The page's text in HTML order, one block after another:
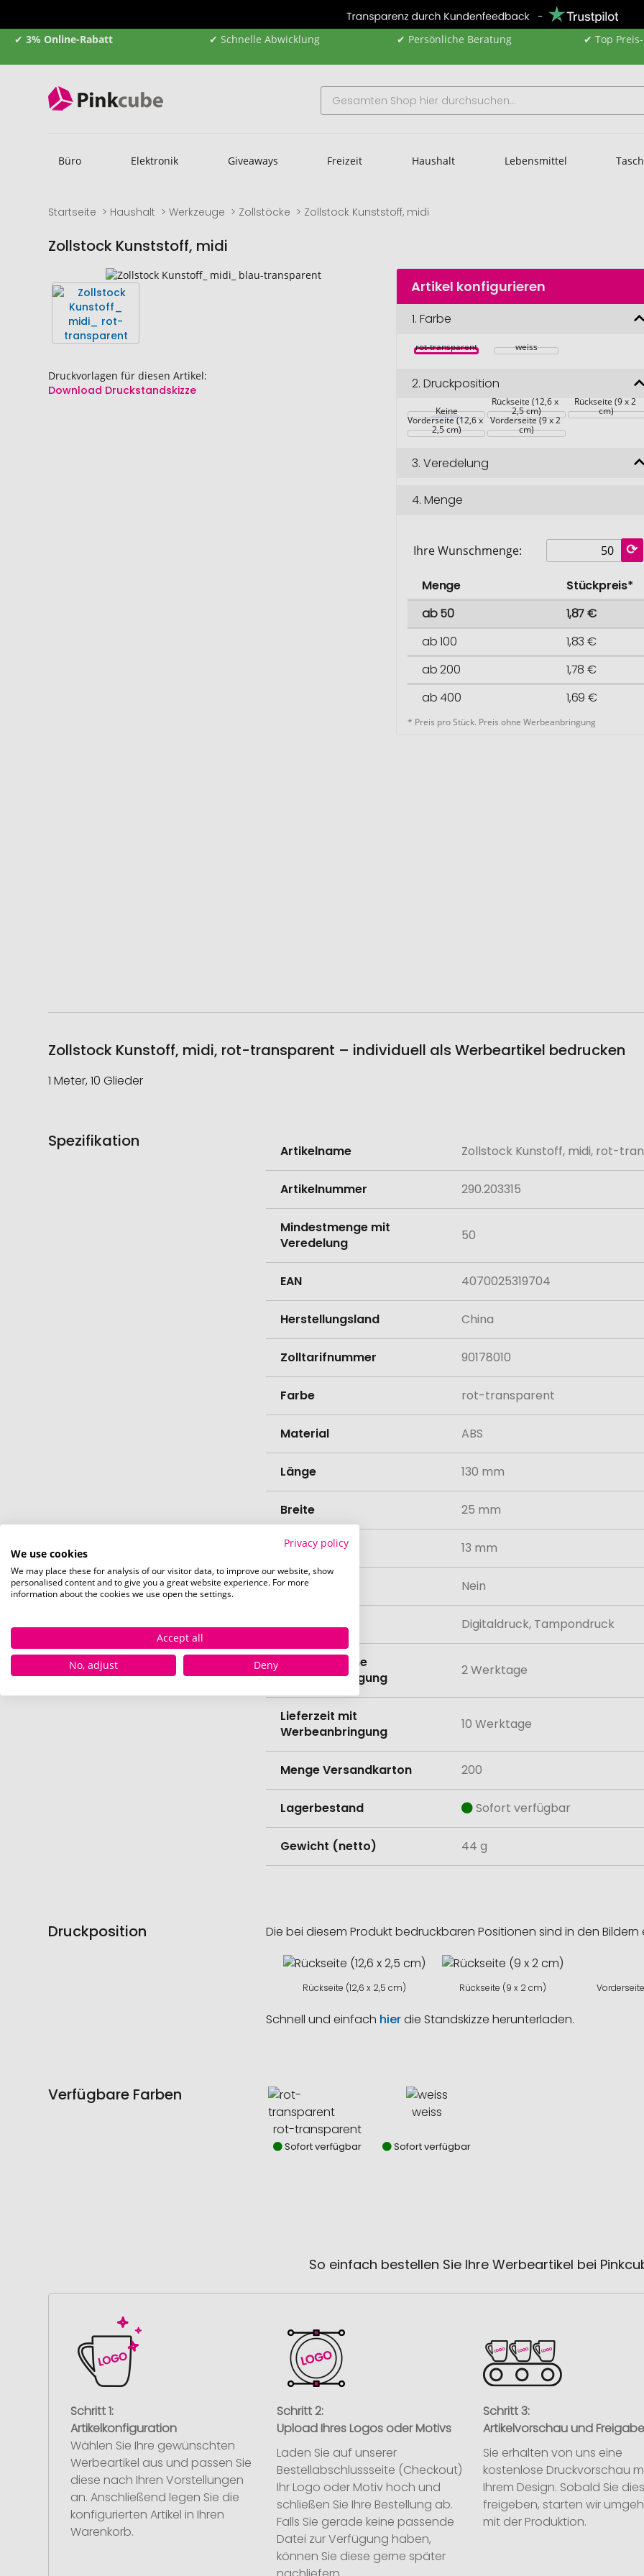
✔ 3% Online-Rabatt ✔ Schnelle Abwicklung ✔ Persönliche Beratung ✔ Top
Büro Elektronik Giveaways Freizeit Haushalt Lebensmittel
Startseite Haushalt Werkzeuge Zollstöcke Zollstock Kunststoff, midi
Zollstock Kunststoff, midi
Ende
Bildgalerie
springen
Druckvorlagen für diesen Artikel:
Download Druckstandskizze
Anfang
Bildgalerie
springen
Artikel konfigurieren
1.Farbe
rot-transparent weiss
2.Druckposition
Keine
Rückseite (12,6 x
2,5 cm)
Rückseite (9 x 2
cm)
Vorderseite (12,6 x
2,5 cm)
Vorderseite (9 x 2
cm)
3.Veredelung
4.Menge
Ihre Wunschmenge:
Menge
Stückpreis*
ab 50
1,87 €
ab 100
1,83 €
ab 200
1,78 €
ab 400
1,69 €
* Preis pro Stück. Preis ohne Werbeanbringung
Zollstock Kunstoff, midi, rot-transparent – individuell als Werbeartikel bedrucken
1 Meter, 10 Glieder
Spezifikation
Informationen
Artikelname Zollstock Kunstoff, midi, rot-
Artikelnummer 290.203315
Mindestmenge mit
Veredelung
50
EAN 4070025319704
Herstellungsland China
Zolltarifnummer 90178010
Farbe rot-transparent
Material ABS
Länge 130 mm
Breite 25 mm
Höhe 13 mm
Bio-Produkt Nein
Veredelung Digitaldruck, Tampondruck
Lieferzeit ohne
Werbeanbringung
2 Werktage
Lieferzeit mit
Werbeanbringung
10 Werktage
Menge Versandkarton 200
Lagerbestand Sofort verfügbar
Gewicht (netto) 44 g
Druckposition Die bei diesem Produkt bedruckbaren Positionen sind in den
Rückseite (12,6 x 2,5 cm) Rückseite (9 x 2 cm)
Schnell und einfach hierdie Standskizze herunterladen.
Verfügbare Farben
rot-transparent
Sofort verfügbar
weiss
Sofort verfügbar
So einfach bestellen Sie Ihre Werbeartikel bei
Schritt 1:
Artikelkonfiguration
Wählen Sie Ihre gewünschten
Werbeartikel aus und passen Sie
diese nach Ihren Vorstellungen
an. Anschließend legen Sie die
konfigurierten Artikel in Ihren
Warenkorb.
Schritt 2:
Upload Ihres Logos oder Motivs
Laden Sie auf unserer
Bestellabschlussseite (Checkout)
Ihr Logo oder Motiv hoch und
schließen Sie Ihre Bestellung ab.
Falls Sie gerade keine passende
Datei zur Verfügung haben,
können Sie diese gerne später
Schritt 3:
Artikelvorschau und Freigabe
Sie erhalten von uns eine
kostenlose Druckvorschau
Ihrem Design. Sobald Sie
freigeben, starten wir
mit der Produktion.
Privacy policy
We use cookies
We may place these for analysis of our visitor data, to improve our website, show
personalised content and to give you a great website experience. For more
information about the cookies we use open the settings.
Accept all
No, adjust
Deny